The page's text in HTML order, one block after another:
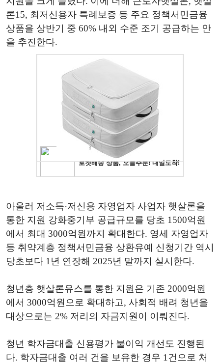
론15, 최저신용자 특례보증 등 주요 정책서민금융
상품을 상반기 중 60% 내외 수준 조기 공급하는 안
을 추진한다.
아울러 저소득·저신용 자영업자 사업자 햇살론을
통한 지원 강화중기부 공급규모를 당초 1500억원
에서 최대 3000억원까지 확대한다. 영세 자영업자
등 취약계층 정책서민금융 상환유예 신청기간 역시
당초보다 1년 연장해 2025년 말까지 실시한다.
청년층 햇살론유스를 통한 지원은 기존 2000억원
에서 3000억원으로 확대하고, 사회적 배려 청년을
대상으로는 2% 저리의 자금지원이 이뤄진다.
청년 학자금대출 신용평가 불이익 개선도 진행된
다. 학자금대출 여러 건을 보유한 경우 1건으로 처